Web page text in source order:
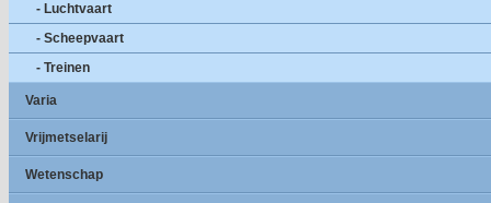
- Luchtvaart
- Scheepvaart
- Treinen
Varia
Vrijmetselarij
Wetenschap